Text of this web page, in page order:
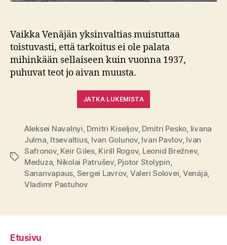
Vaikka Venäjän yksinvaltias muistuttaa
toistuvasti, että tarkoitus ei ole palata
mihinkään sellaiseen kuin vuonna 1937,
puhuvat teot jo aivan muusta.
JATKA LUKEMISTA
Avainsanat
Aleksei Navalnyi Dmitri Kiseljov, Dmitri Pesko Iivana
Julma Itsevaltius, Ivan Golunov, Ivan Pavlov, Ivan
Safronov, Keir Giles, Kirill Rogov, Leonid Brežnev,
Meduza Nikolai Patrušev, Pjotor Stolypin
Sananvapaus Sergei Lavrov, Valeri Solovei Venäjä
Vladimr Pastuhov
Etusivu